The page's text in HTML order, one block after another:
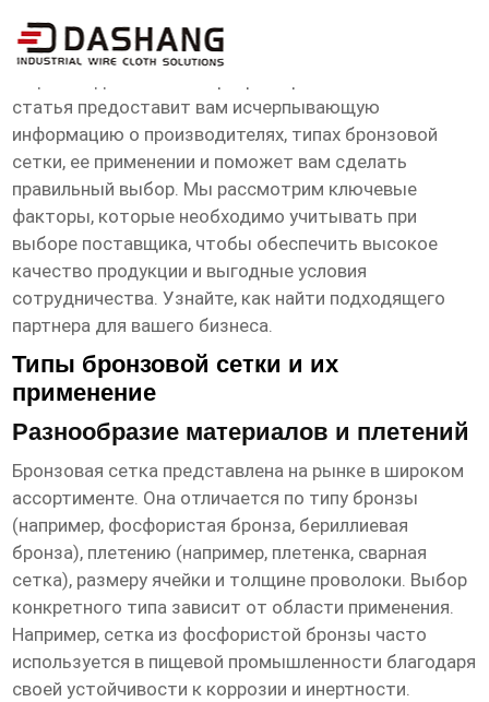
бронзовая сетка экспортеры
статья предоставит вам исчерпывающую
информацию о производителях, типах бронзовой
сетки, ее применении и поможет вам сделать
правильный выбор. Мы рассмотрим ключевые
факторы, которые необходимо учитывать при
выборе поставщика, чтобы обеспечить высокое
качество продукции и выгодные условия
сотрудничества. Узнайте, как найти подходящего
партнера для вашего бизнеса.
Типы бронзовой сетки и их
применение
Разнообразие материалов и плетений
Бронзовая сетка представлена на рынке в широком
ассортименте. Она отличается по типу бронзы
(например, фосфористая бронза, бериллиевая
бронза), плетению (например, плетенка, сварная
сетка), размеру ячейки и толщине проволоки. Выбор
конкретного типа зависит от области применения.
Например, сетка из фосфористой бронзы часто
используется в пищевой промышленности благодаря
своей устойчивости к коррозии и инертности.